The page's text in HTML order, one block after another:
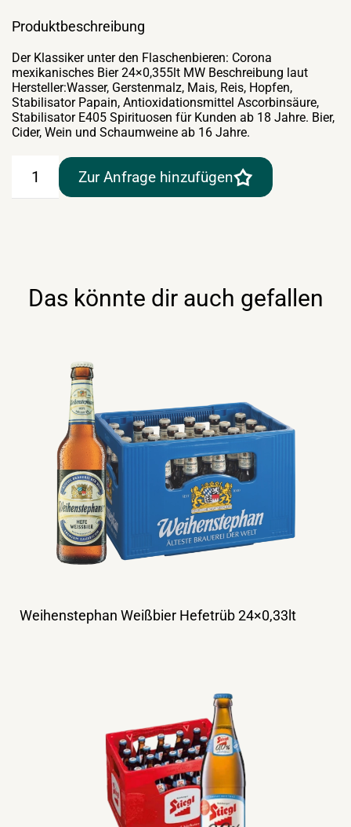
Produktbeschreibung
Der Klassiker unter den Flaschenbieren: Corona
mexikanisches Bier 24×0,355lt MW Beschreibung laut
Hersteller:Wasser, Gerstenmalz, Mais, Reis, Hopfen,
Stabilisator Papain, Antioxidationsmittel Ascorbinsäure,
Stabilisator E405 Spirituosen für Kunden ab 18 Jahre. Bier,
Cider, Wein und Schaumweine ab 16 Jahre.
mexikanischesZur Anfrage hinzufügen
Das könnte dir auch gefallen
Weihenstephan Weißbier Hefetrüb 24×0,33lt